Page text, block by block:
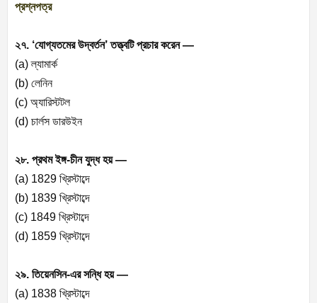
প্রশ্নপত্র
২৭. ‘যোগ্যতমের উদ্‌বর্তন’ তত্ত্বটি প্রচার করেন —
(a) ল্যামার্ক
(b) লেনিন
(c) অ্যারিস্টটল
(d) চার্লস ডারউইন
২৮. প্রথম ইঙ্গ-চীন যুদ্ধ হয় —
(a) 1829 খ্রিস্টাব্দে
(b) 1839 খ্রিস্টাব্দে
(c) 1849 খ্রিস্টাব্দে
(d) 1859 খ্রিস্টাব্দে
২৯. তিয়েনসিন-এর সন্ধি হয় —
(a) 1838 খ্রিস্টাব্দে